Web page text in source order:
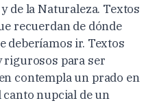
de la Naturaleza. Textos
recuerdan de dónde
deberíamos ir. Textos
rigurosos para ser
contempla un prado en
nupcial de un